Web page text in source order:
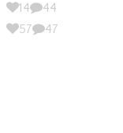
14
44
57
47